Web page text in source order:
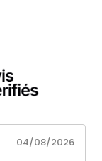
04/08/2026